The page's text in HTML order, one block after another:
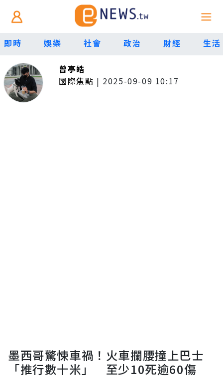
即時 娛樂 社會 政治 財經 生活
曾亭皓
國際焦點 | 2025-09-09 10:17
墨西哥驚悚車禍！火車攔腰撞上巴士
「推行數十米」 至少10死逾60傷